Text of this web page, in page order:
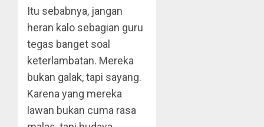
Itu sebabnya, jangan
heran kalo sebagian guru
tegas banget soal
keterlambatan. Mereka
bukan galak, tapi sayang.
Karena yang mereka
lawan bukan cuma rasa